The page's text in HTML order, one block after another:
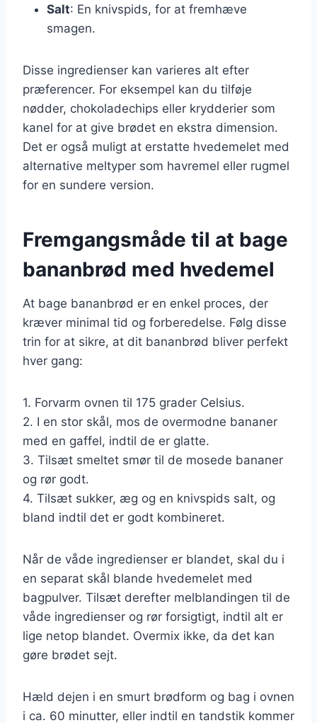
Salt: En knivspids, for at fremhæve
smagen.
Disse ingredienser kan varieres alt efter
præferencer. For eksempel kan du tilføje
nødder, chokoladechips eller krydderier som
kanel for at give brødet en ekstra dimension.
Det er også muligt at erstatte hvedemelet med
alternative meltyper som havremel eller rugmel
for en sundere version.
Fremgangsmåde til at bage
bananbrød med hvedemel
At bage bananbrød er en enkel proces, der
kræver minimal tid og forberedelse. Følg disse
trin for at sikre, at dit bananbrød bliver perfekt
hver gang:
1. Forvarm ovnen til 175 grader Celsius.
2. I en stor skål, mos de overmodne bananer
med en gaffel, indtil de er glatte.
3. Tilsæt smeltet smør til de mosede bananer
og rør godt.
4. Tilsæt sukker, æg og en knivspids salt, og
bland indtil det er godt kombineret.
Når de våde ingredienser er blandet, skal du i
en separat skål blande hvedemelet med
bagpulver. Tilsæt derefter melblandingen til de
våde ingredienser og rør forsigtigt, indtil alt er
lige netop blandet. Overmix ikke, da det kan
gøre brødet sejt.
Hæld dejen i en smurt brødform og bag i ovnen
i ca. 60 minutter, eller indtil en tandstik kommer